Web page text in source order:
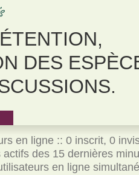
DES
en ligne :: 0 inscrit, 0
des 15 dernières
en ligne